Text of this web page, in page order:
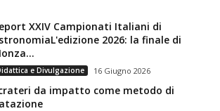
XXIV Campionati Italiani di
2026: la finale di
e Divulgazione 16 Giugno 2026
da impatto come metodo di